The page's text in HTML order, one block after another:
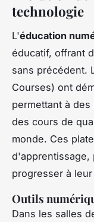
technologie
L'éducation
éducatif, offrant
sans précédent.
Courses) ont
permettant à
des cours de
monde. Ces
d'apprentissage,
progresser à
Outils
Dans les salles